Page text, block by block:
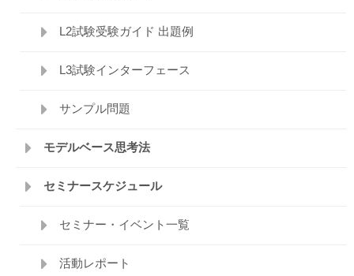
L2試験受験ガイド 出題例
L3試験インターフェース
サンプル問題
モデルベース思考法
セミナースケジュール
セミナー・イベント一覧
活動レポート